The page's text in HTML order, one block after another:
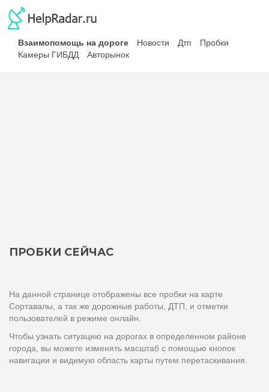
Взаимопомощь на дороге Новости Дтп
Пробки
Камеры ГИБДД
Авторынок
ПРОБКИ СЕЙЧАС
На данной странице отображены все пробки на карте
Сортавалы, а так же дорожные работы, ДТП, и отметки
пользователей в режиме онлайн.
Чтобы узнать ситуацию на дорогах в определенном районе
города, вы можете изменять масштаб с помощью кнопок
навигации и видимую область карты путем перетаскивания.